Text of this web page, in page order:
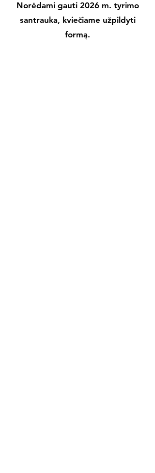
Norėdami gauti 2026 m. tyrimo
santrauka, kviečiame užpildyti
formą.